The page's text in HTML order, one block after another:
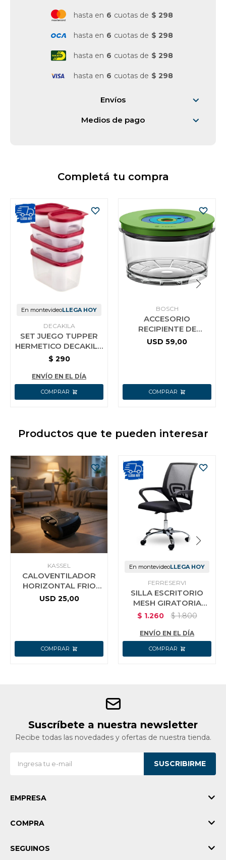
hasta en 6 cuotas de $ 298
hasta en 6 cuotas de $ 298
hasta en 6 cuotas de $ 298
hasta en 6 cuotas de $ 298
Envíos
Medios de pago
Completá tu compra
En montevideoLLEGA HOY
DECAKILA
SET JUEGO TUPPER
HERMETICO DECAKILA
5 PIEZAS
$ 290
ENVÍO EN EL DÍA
BOSCH
ACCESORIO
RECIPIENTE DE
ALMACENAMIENTO AL
USD 59,00
Productos que te pueden interesar
KASSEL
CALOVENTILADOR
HORIZONTAL FRIO
CALOR KASSEL
USD 25,00
En montevideoLLEGA HOY
FERRESERVI
SILLA ESCRITORIO
MESH GIRATORIA
ERGONOMICA NEGRA
$ 1.260 $ 1.800
ENVÍO EN EL DÍA
Suscríbete a nuestra newsletter
Recibe todas las novedades y ofertas de nuestra tienda.
SUSCRIBIRME
EMPRESA
COMPRA
SEGUINOS